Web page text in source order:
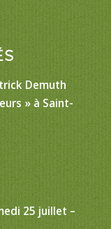
Demuth
» à Saint-
25 juillet –